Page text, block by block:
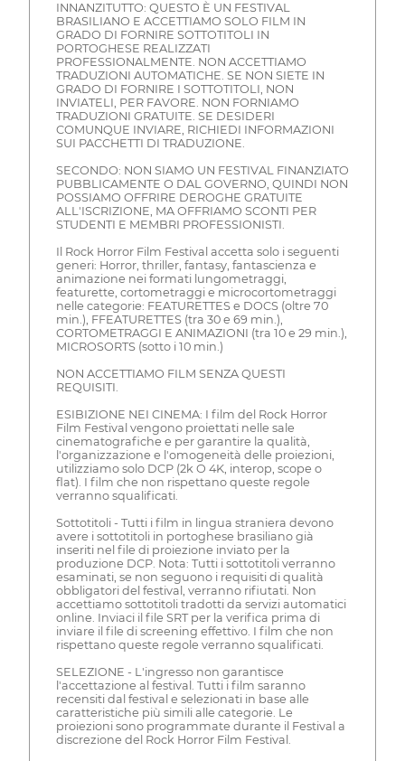
INNANZITUTTO: QUESTO È UN FESTIVAL
BRASILIANO E ACCETTIAMO SOLO FILM IN
GRADO DI FORNIRE SOTTOTITOLI IN
PORTOGHESE REALIZZATI
PROFESSIONALMENTE. NON ACCETTIAMO
TRADUZIONI AUTOMATICHE. SE NON SIETE IN
GRADO DI FORNIRE I SOTTOTITOLI, NON
INVIATELI, PER FAVORE. NON FORNIAMO
TRADUZIONI GRATUITE. SE DESIDERI
COMUNQUE INVIARE, RICHIEDI INFORMAZIONI
SUI PACCHETTI DI TRADUZIONE.
SECONDO: NON SIAMO UN FESTIVAL FINANZIATO
PUBBLICAMENTE O DAL GOVERNO, QUINDI NON
POSSIAMO OFFRIRE DEROGHE GRATUITE
ALL'ISCRIZIONE, MA OFFRIAMO SCONTI PER
STUDENTI E MEMBRI PROFESSIONISTI.
Il Rock Horror Film Festival accetta solo i seguenti
generi: Horror, thriller, fantasy, fantascienza e
animazione nei formati lungometraggi,
featurette, cortometraggi e microcortometraggi
nelle categorie: FEATURETTES e DOCS (oltre 70
min.), FFEATURETTES (tra 30 e 69 min.),
CORTOMETRAGGI E ANIMAZIONI (tra 10 e 29 min.),
MICROSORTS (sotto i 10 min.)
NON ACCETTIAMO FILM SENZA QUESTI
REQUISITI.
ESIBIZIONE NEI CINEMA: I film del Rock Horror
Film Festival vengono proiettati nelle sale
cinematografiche e per garantire la qualità,
l'organizzazione e l'omogeneità delle proiezioni,
utilizziamo solo DCP (2k O 4K, interop, scope o
flat). I film che non rispettano queste regole
verranno squalificati.
Sottotitoli - Tutti i film in lingua straniera devono
avere i sottotitoli in portoghese brasiliano già
inseriti nel file di proiezione inviato per la
produzione DCP. Nota: Tutti i sottotitoli verranno
esaminati, se non seguono i requisiti di qualità
obbligatori del festival, verranno rifiutati. Non
accettiamo sottotitoli tradotti da servizi automatici
online. Inviaci il file SRT per la verifica prima di
inviare il file di screening effettivo. I film che non
rispettano queste regole verranno squalificati.
SELEZIONE - L'ingresso non garantisce
l'accettazione al festival. Tutti i film saranno
recensiti dal festival e selezionati in base alle
caratteristiche più simili alle categorie. Le
proiezioni sono programmate durante il Festival a
discrezione del Rock Horror Film Festival.